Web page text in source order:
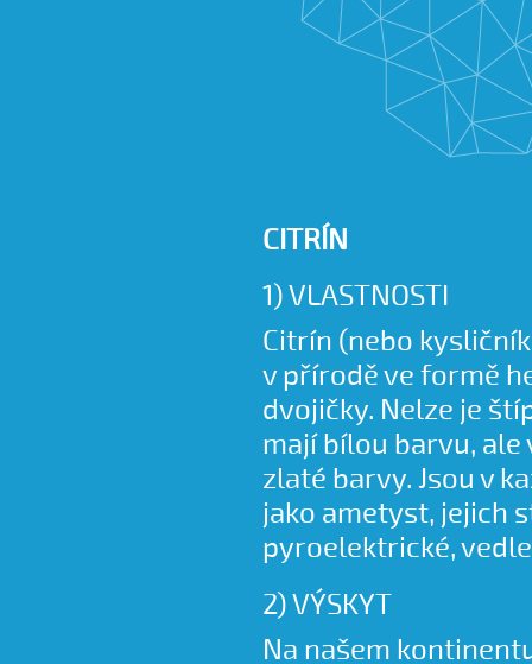
CITRÍN
1) VLASTNOSTI
Citrín (nebo
v přírodě ve formě
dvojičky. Nelze je
mají bílou barvu,
zlaté barvy. Jsou v
jako ametyst, jejich
pyroelektrické,
2) VÝSKYT
Na našem